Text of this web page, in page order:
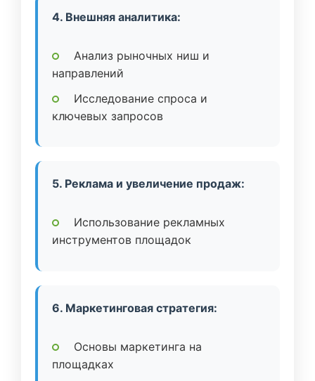
4. Внешняя аналитика:
Анализ рыночных ниш и
направлений
Исследование спроса и
ключевых запросов
5. Реклама и увеличение продаж:
Использование рекламных
инструментов площадок
6. Маркетинговая стратегия:
Основы маркетинга на
площадках